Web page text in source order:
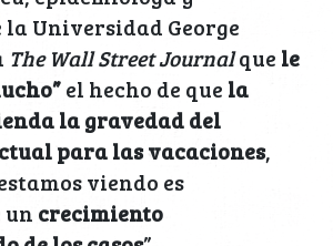
epidemióloga y
Universidad George
The Wall Street Journal que
el hecho de que
la gravedad del
para las vacaciones ,
viendo es
un crecimiento